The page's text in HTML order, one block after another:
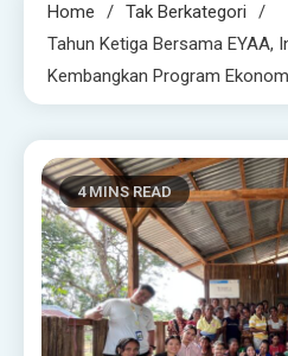
Home
Tak Berkategori
Tahun Ketiga Bersama EYAA,
Kembangkan Program
4 MINS READ